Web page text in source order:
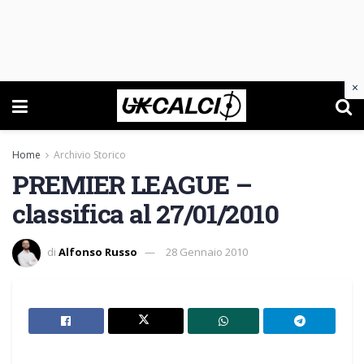
Home Archivio Storico
PREMIER LEAGUE –
classifica al 27/01/2010
di Alfonso Russo 28 Gennaio 2010
×